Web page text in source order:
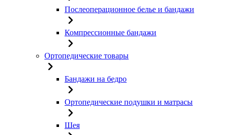
Послеоперационное белье и бандажи
Компрессионные бандажи
Ортопедические товары
Бандажи на бедро
Ортопедические подушки и матрасы
Шея